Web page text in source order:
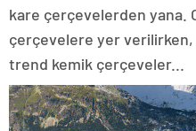
kare çerçevelerden yana.
çerçevelere yer
trend kemik çerçeveler...